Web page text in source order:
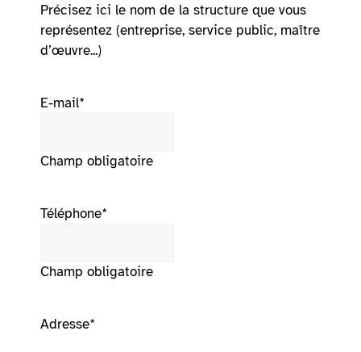
Précisez ici le nom de la structure que vous
représentez (entreprise, service public, maître
d’œuvre...)
E-mail*
Champ obligatoire
Téléphone*
Champ obligatoire
Adresse*